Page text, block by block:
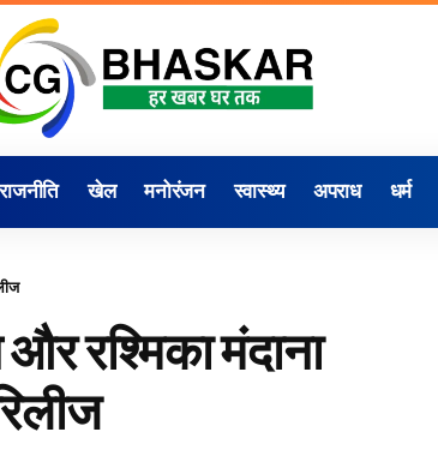
राजनीति खेल मनोरंजन स्वास्थ्य अपराध धर्म
मंदाना